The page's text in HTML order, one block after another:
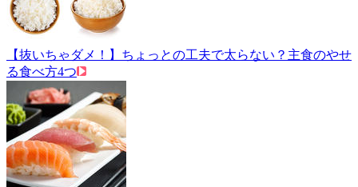
【抜いちゃダメ！】ちょっとの工夫で太らない？主食のやせ
る食べ方4つ